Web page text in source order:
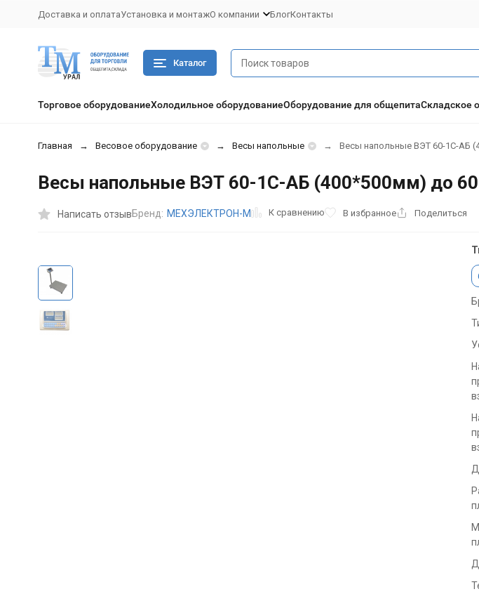
Доставка и оплатаУстановка и монтажО компании БлогКонтакты
Каталог
Торговое оборудованиеХолодильное оборудованиеОборудование для общепитаСкладское
Главная Весовое оборудование Весы напольные Весы напольные ВЭТ 60-1С-АБ
Весы напольные ВЭТ 60-1С-АБ (400*500мм) до
Написать отзывБренд: МЕХЭЛЕКТРОН-М К сравнению В избранное Поделиться